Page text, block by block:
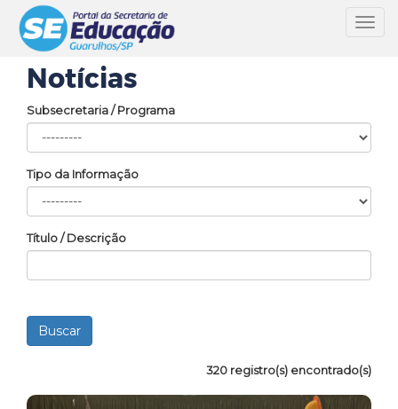
Notícias
Subsecretaria / Programa
Tipo da Informação
Título / Descrição
320 registro(s) encontrado(s)